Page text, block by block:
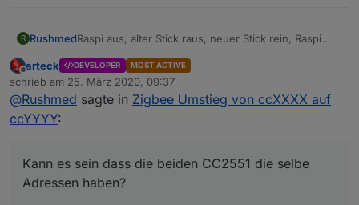
R RushmedRaspi aus, alter Stick raus, neuer Stick rein, Raspi
Die Geräte wurden nach dem Stickwechsel in der
Übesicht noch angezeigt, waren aber nicht
erreichbar.
Werkseinstellungen zurück gesetzt.
Die ersten beiden Sticks die ich benutzt habe waren
beide CC2551 und der neue ist ein
CC2538+CC2592
Offline
arteck DEVELOPER MOST ACTIVE
schrieb am 25. März 2020, 09:37
zuletzt editiert von
@Rushmed sagte in Zigbee Umstieg von ccXXXX auf
ccYYYY:
Kann es sein dass die beiden CC2551 die selbe
Adressen haben?